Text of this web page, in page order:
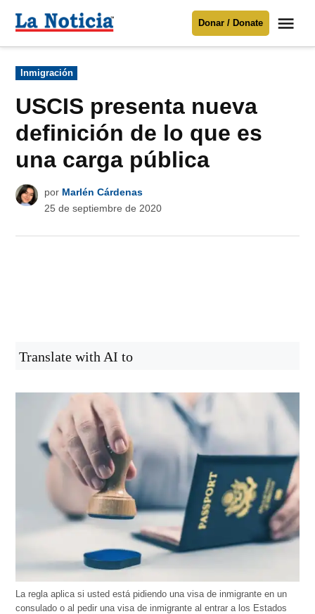
Para mantenerte informado necesitamos
Donar
contenido
Noticia
Donar / Donate
Publicado
en
Inmigración
USCIS presenta nueva
definición de lo que es
una carga pública
por Marlén Cárdenas
25 de septiembre de 2020
Translate with AI to
La regla aplica si usted está pidiendo una visa de inmigrante en un
consulado o al pedir una visa de inmigrante al entrar a los Estados